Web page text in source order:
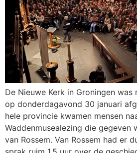
De Nieuwe Kerk in Groningen
op donderdagavond 30 januari
hele provincie kwamen mensen
Waddenmusealezing die gegeven
van Rossem. Van Rossem had er